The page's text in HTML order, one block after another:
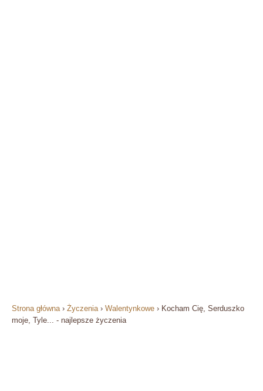
Strona główna › Życzenia › Walentynkowe › Kocham Cię, Serduszko
moje, Tyle... - najlepsze życzenia